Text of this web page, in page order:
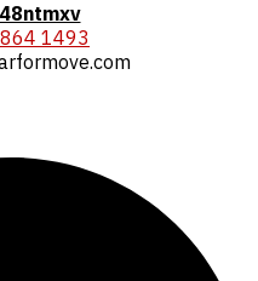
1493